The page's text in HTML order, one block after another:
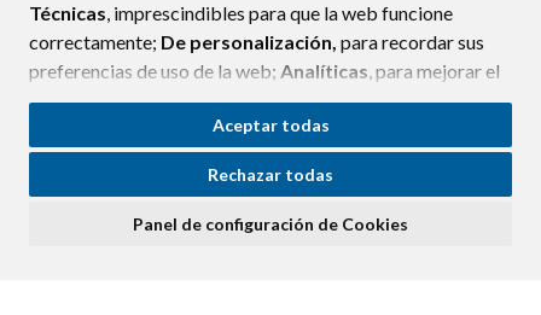
Técnicas, imprescindibles para que la web funcione
correctamente; De personalización, para recordar sus
preferencias de uso de la web; Analíticas, para mejorar el
funcionamiento de la web y sus servicios.
Si acepta pulsando el botón“Aceptar todas”
consideramos que acepta su uso. Si pulsa el botón
ninguna acción, se guardarán las cookies técnicas
Aceptar todas
Rechazar todas
Panel de configuración de Cookies